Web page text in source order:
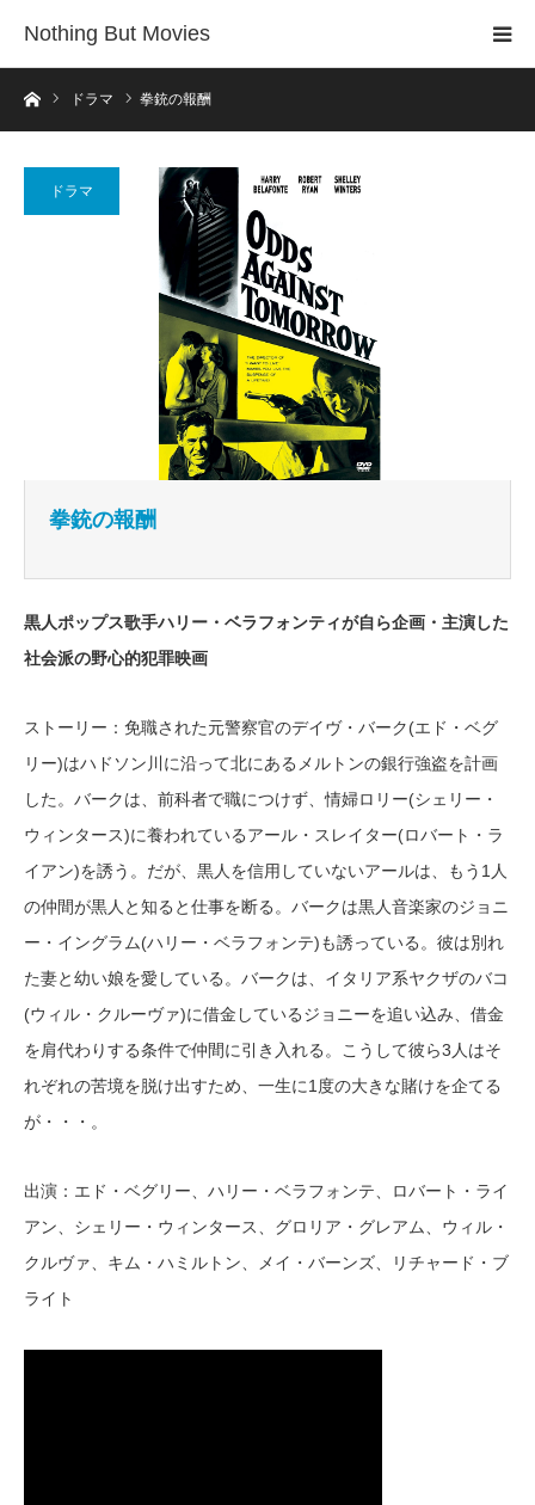
Nothing But Movies
ホームドラマ 拳銃の報酬
ドラマ
拳銃の報酬
黒人ポップス歌手ハリー・ベラフォンティが自ら企画・主演した
社会派の野心的犯罪映画
ストーリー：免職された元警察官のデイヴ・バーク(エド・ベグ
リー)はハドソン川に沿って北にあるメルトンの銀行強盗を計画
した。バークは、前科者で職につけず、情婦ロリー(シェリー・
ウィンタース)に養われているアール・スレイター(ロバート・ラ
イアン)を誘う。だが、黒人を信用していないアールは、もう1人
の仲間が黒人と知ると仕事を断る。バークは黒人音楽家のジョニ
ー・イングラム(ハリー・ベラフォンテ)も誘っている。彼は別れ
た妻と幼い娘を愛している。バークは、イタリア系ヤクザのバコ
(ウィル・クルーヴァ)に借金しているジョニーを追い込み、借金
を肩代わりする条件で仲間に引き入れる。こうして彼ら3人はそ
れぞれの苦境を脱け出すため、一生に1度の大きな賭けを企てる
が・・・。
出演：エド・ベグリー、ハリー・ベラフォンテ、ロバート・ライ
アン、シェリー・ウィンタース、グロリア・グレアム、ウィル・
クルヴァ、キム・ハミルトン、メイ・バーンズ、リチャード・ブ
ライト